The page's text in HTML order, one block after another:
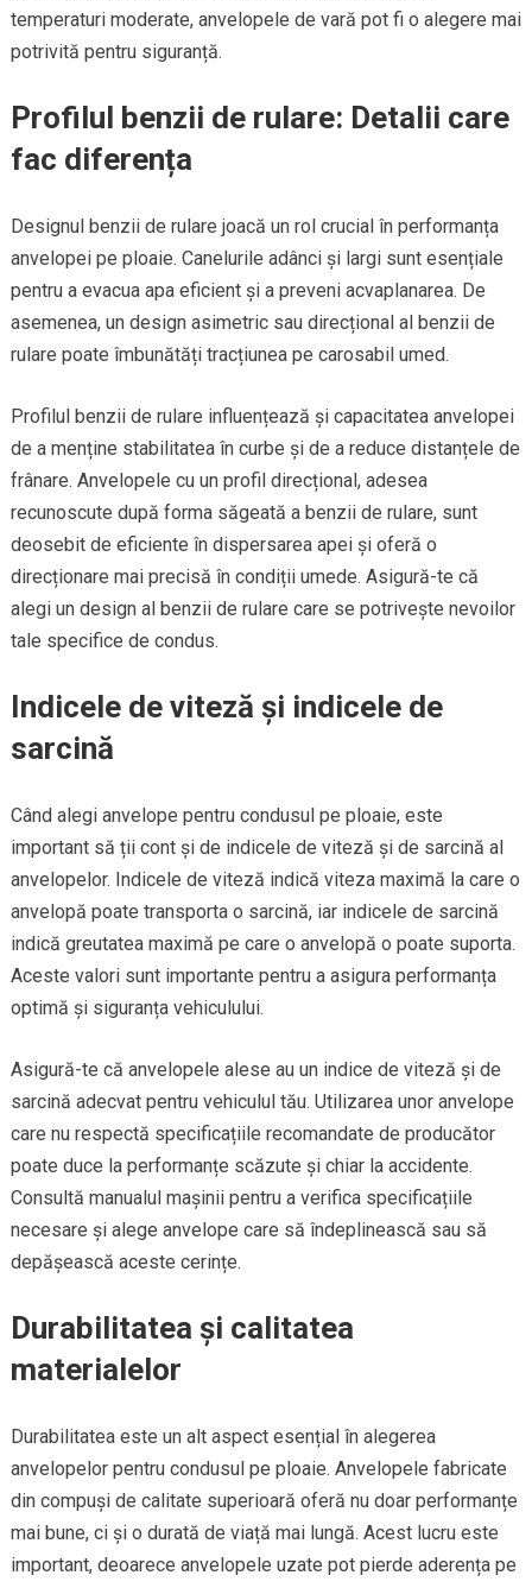
temperaturi moderate, anvelopele de vară pot fi o alegere mai
potrivită pentru siguranță.
Profilul benzii de rulare: Detalii care
fac diferența
Designul benzii de rulare joacă un rol crucial în performanța
anvelopei pe ploaie. Canelurile adânci și largi sunt esențiale
pentru a evacua apa eficient și a preveni acvaplanarea. De
asemenea, un design asimetric sau direcțional al benzii de
rulare poate îmbunătăți tracțiunea pe carosabil umed.
Profilul benzii de rulare influențează și capacitatea anvelopei
de a menține stabilitatea în curbe și de a reduce distanțele de
frânare. Anvelopele cu un profil direcțional, adesea
recunoscute după forma săgeată a benzii de rulare, sunt
deosebit de eficiente în dispersarea apei și oferă o
direcționare mai precisă în condiții umede. Asigură-te că
alegi un design al benzii de rulare care se potrivește nevoilor
tale specifice de condus.
Indicele de viteză și indicele de
sarcină
Când alegi anvelope pentru condusul pe ploaie, este
important să ții cont și de indicele de viteză și de sarcină al
anvelopelor. Indicele de viteză indică viteza maximă la care o
anvelopă poate transporta o sarcină, iar indicele de sarcină
indică greutatea maximă pe care o anvelopă o poate suporta.
Aceste valori sunt importante pentru a asigura performanța
optimă și siguranța vehiculului.
Asigură-te că anvelopele alese au un indice de viteză și de
sarcină adecvat pentru vehiculul tău. Utilizarea unor anvelope
care nu respectă specificațiile recomandate de producător
poate duce la performanțe scăzute și chiar la accidente.
Consultă manualul mașinii pentru a verifica specificațiile
necesare și alege anvelope care să îndeplinească sau să
depășească aceste cerințe.
Durabilitatea și calitatea
materialelor
Durabilitatea este un alt aspect esențial în alegerea
anvelopelor pentru condusul pe ploaie. Anvelopele fabricate
din compuși de calitate superioară oferă nu doar performanțe
mai bune, ci și o durată de viață mai lungă. Acest lucru este
important, deoarece anvelopele uzate pot pierde aderența pe